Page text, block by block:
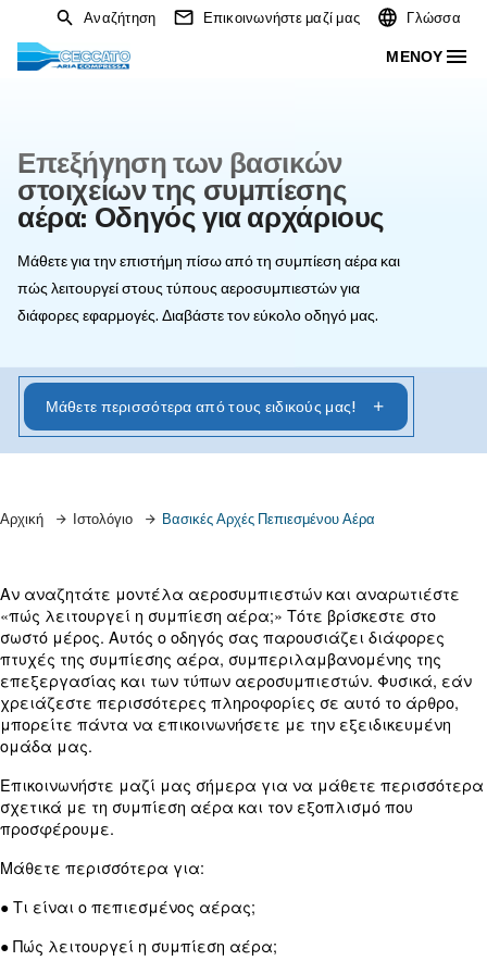
Αναζήτηση Επικοινωνήστε μαζί μας
Επεξήγηση των βασικών
στοιχείων της συμπίεσης
αέρα: Οδηγός για αρχάριους
Μάθετε για την επιστήμη πίσω από τη συμπίεση αέρα
διάφορες εφαρμογές. Διαβάστε τον εύκολο οδηγό μας.
Μάθετε περισσότερα από τους ειδικούς μας!
Αρχική Ιστολόγιο Βασικές Αρχές Πεπιεσμένου Αέρα
Αν αναζητάτε μοντέλα αεροσυμπιεστών και
σωστό μέρος. Αυτός ο οδηγός σας παρουσιάζει
πτυχές της συμπίεσης αέρα,
χρειάζεστε περισσότερες πληροφορίες σε αυτό
μπορείτε πάντα να επικοινωνήσετε με την